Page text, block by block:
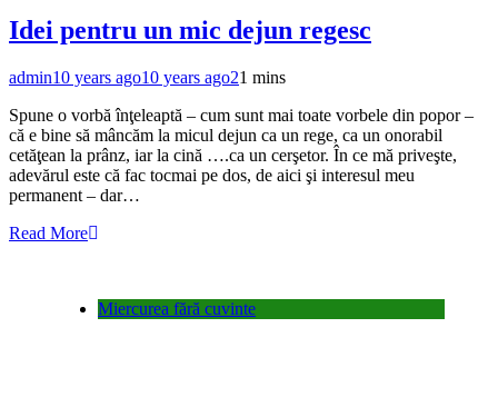
Idei pentru un mic dejun regesc
admin10 years ago10 years ago21 mins
Spune o vorbă înţeleaptă – cum sunt mai toate vorbele din popor –
că e bine să mâncăm la micul dejun ca un rege, ca un onorabil
cetăţean la prânz, iar la cină ….ca un cerşetor. În ce mă priveşte,
adevărul este că fac tocmai pe dos, de aici şi interesul meu
permanent – dar…
Read More
Miercurea fără cuvinte